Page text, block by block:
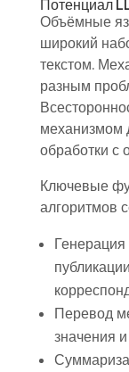
Потенциал
Объёмные
широкий
текстом.
разным
механизмом
обработки с
Ключевые
алгоритмов
Перевод
значения